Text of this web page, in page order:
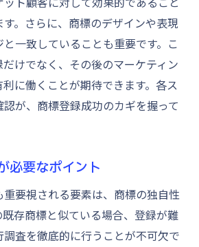
。さらに、商標のデザインや表現
一致していることも重要です。こ
けでなく、その後のマーケティン
に働くことが期待できます。各ス
が、商標登録成功のカギを握って
必要なポイント
要視される要素は、商標の独自性
存商標と似ている場合、登録が難
調査を徹底的に行うことが不可欠で